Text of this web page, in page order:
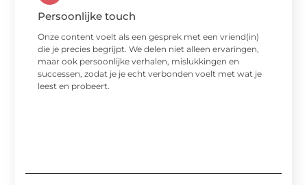
Persoonlijke touch
Onze content voelt als een gesprek met een vriend(in)
die je precies begrijpt. We delen niet alleen ervaringen,
maar ook persoonlijke verhalen, mislukkingen en
successen, zodat je je echt verbonden voelt met wat je
leest en probeert.